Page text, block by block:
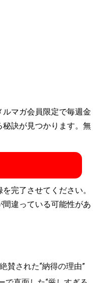
マガ会員限定で毎週金
訣が見つかります。無
完了させてください。
違っている可能性があ
賛された“納得の理由”